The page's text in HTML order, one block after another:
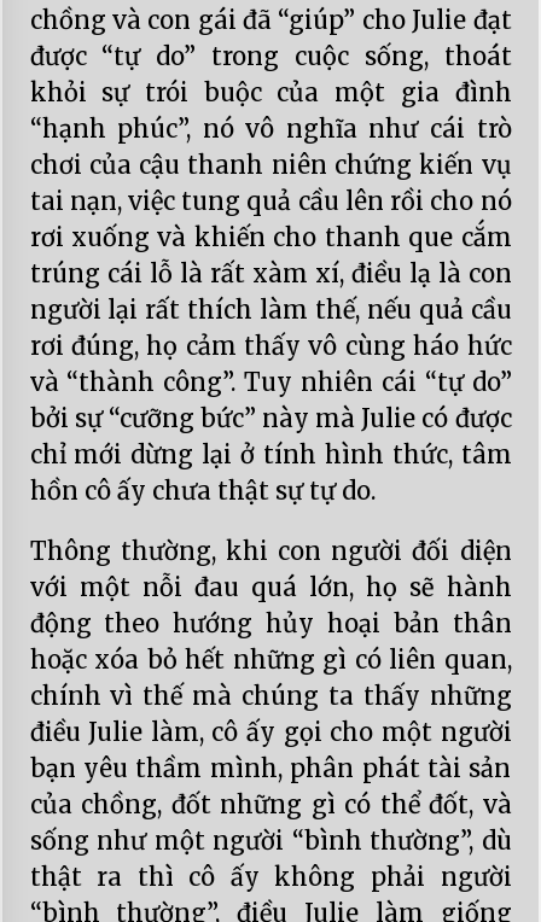
chồng và con gái đã “giúp” cho Julie đạt
được “tự do” trong cuộc sống, thoát
khỏi sự trói buộc của một gia đình
“hạnh phúc”, nó vô nghĩa như cái trò
chơi của cậu thanh niên chứng kiến vụ
tai nạn, việc tung quả cầu lên rồi cho nó
rơi xuống và khiến cho thanh que cắm
trúng cái lỗ là rất xàm xí, điều lạ là con
người lại rất thích làm thế, nếu quả cầu
rơi đúng, họ cảm thấy vô cùng háo hức
và “thành công”. Tuy nhiên cái “tự do”
bởi sự “cưỡng bức” này mà Julie có được
chỉ mới dừng lại ở tính hình thức, tâm
hồn cô ấy chưa thật sự tự do.
Thông thường, khi con người đối diện
với một nỗi đau quá lớn, họ sẽ hành
động theo hướng hủy hoại bản thân
hoặc xóa bỏ hết những gì có liên quan,
chính vì thế mà chúng ta thấy những
điều Julie làm, cô ấy gọi cho một người
bạn yêu thầm mình, phân phát tài sản
của chồng, đốt những gì có thể đốt, và
sống như một người “bình thường”, dù
thật ra thì cô ấy không phải người
“bình thường”, điều Julie làm giống